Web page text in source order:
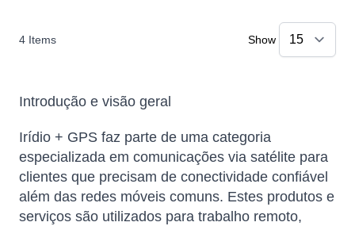
4 Items Show
Introdução e visão geral
Irídio + GPS faz parte de uma categoria
especializada em comunicações via satélite para
clientes que precisam de conectividade confiável
além das redes móveis comuns. Estes produtos e
serviços são utilizados para trabalho remoto,